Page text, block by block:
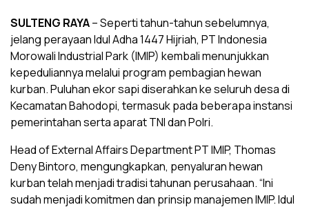
SULTENG RAYA– Seperti tahun-tahun sebelumnya,
jelang perayaan Idul Adha 1447 Hijriah, PT Indonesia
Morowali Industrial Park (IMIP) kembali menunjukkan
kepeduliannya melalui program pembagian hewan
kurban. Puluhan ekor sapi diserahkan ke seluruh desa di
Kecamatan Bahodopi, termasuk pada beberapa instansi
pemerintahan serta aparat TNI dan Polri.
Head of External Affairs Department PT IMIP, Thomas
Deny Bintoro, mengungkapkan, penyaluran hewan
kurban telah menjadi tradisi tahunan perusahaan. “Ini
sudah menjadi komitmen dan prinsip manajemen IMIP. Idul